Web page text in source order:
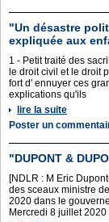
"Un désastre
expliquée aux
1 - Petit traité des
le droit civil et le droit
fort d' ennuyer ces
explications qu'ils
lire la suite
Poster un
"DUPONT &
[NDLR : M Eric
des sceaux ministre
2020 dans le
Mercredi 8 juillet 2020